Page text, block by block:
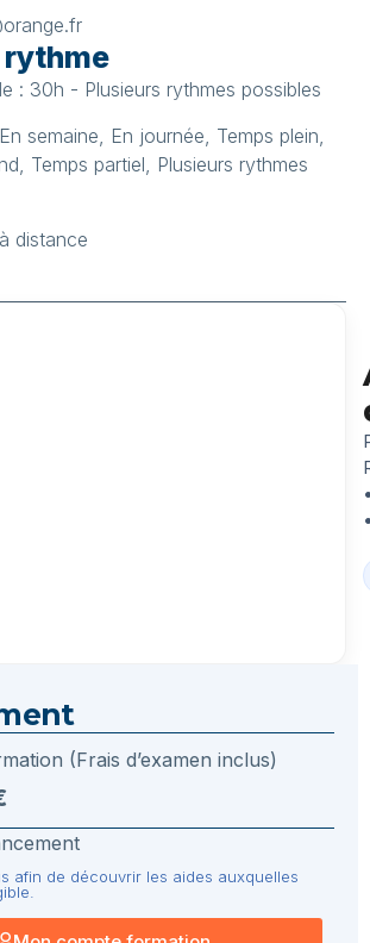
rythme
Durée totale : 30h - Plusieurs rythmes possibles
semaine, En journée, Temps plein,
Temps partiel, Plusieurs rythmes
distance
(Frais d’examen inclus)
afin de découvrir les aides auxquelles